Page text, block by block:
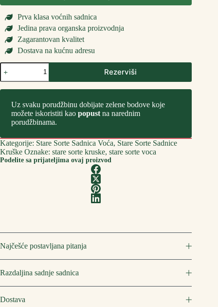
Prva klasa voćnih sadnica
Jedina prava organska proizvodnja
Zagarantovan kvalitet
Dostava na kućnu adresu
Stare
Sorte
Sadnica
Kruške
количина
Rezerviši
Uz svaku porudžbinu dobijate zelene bodove koje
možete iskoristiti kao popust na narednim
porudžbinama.
Kategorije: Stare Sorte Sadnica Voća, Stare Sorte Sadnice
Kruške Oznake: stare sorte kruske, stare sorte voca
Podelite sa prijateljima ovaj proizvod
Najčešće postavljana pitanja
Razdaljina sadnje sadnica
Dostava